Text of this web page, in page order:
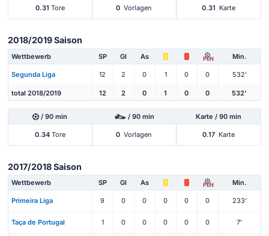
0.31 Tore 0 Vorlagen 0.31 Karte
2018/2019 Saison
Wettbewerb SP Gl As PEN Min.
Segunda Liga 12 2 0 1 0 0 532'
total 2018/2019 12 2 0 1 0 0 532'
/ 90 min / 90 min Karte / 90 min
0.34Tore 0 Vorlagen 0.17 Karte
2017/2018 Saison
Wettbewerb SP Gl As PEN Min.
Primeira Liga 9 0 0 0 0 0 233'
Taça de Portugal 1 0 0 0 0 0 7'